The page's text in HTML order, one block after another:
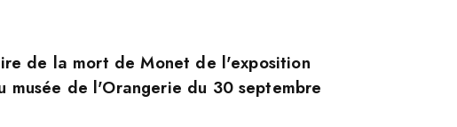
de la mort de Monet de l'exposition
musée de l'Orangerie du 30 septembre